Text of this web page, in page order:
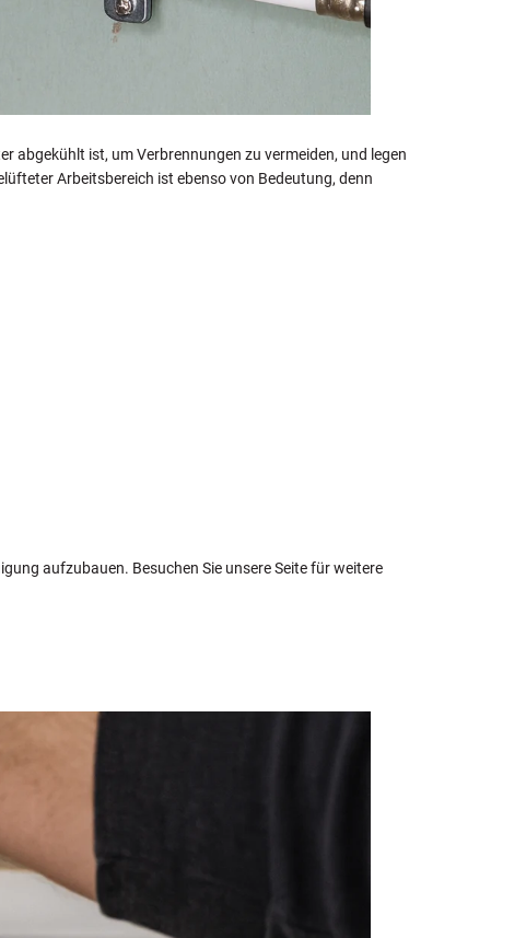
abgekühlt ist, um Verbrennungen zu vermeiden, und legen
Arbeitsbereich ist ebenso von Bedeutung, denn
aufzubauen. Besuchen Sie unsere Seite für weitere